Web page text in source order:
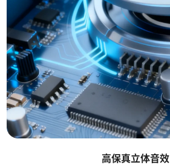
高保真立体音效